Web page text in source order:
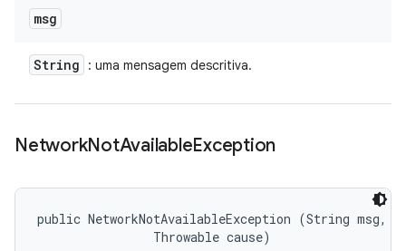
msg
String : uma mensagem descritiva.
NetworkNotAvailableException
public NetworkNotAvailableException (String msg,
                Throwable cause)